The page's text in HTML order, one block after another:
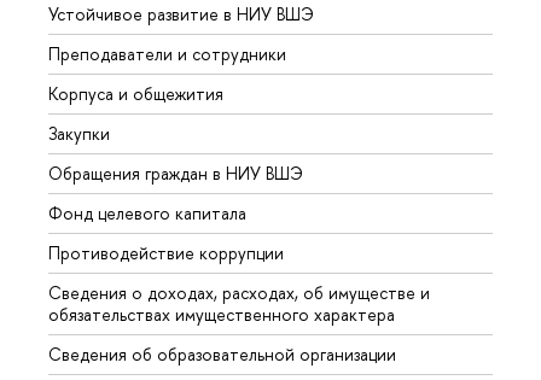
Устойчивое развитие в НИУ ВШЭ
Преподаватели и сотрудники
Корпуса и общежития
Закупки
Обращения граждан в НИУ ВШЭ
Фонд целевого капитала
Противодействие коррупции
Сведения о доходах, расходах, об имуществе и
обязательствах имущественного характера
Сведения об образовательной организации